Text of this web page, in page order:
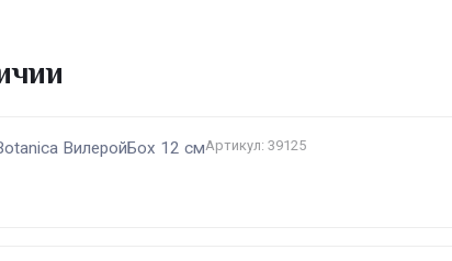
ВилеройБох 12 смАртикул: 39125